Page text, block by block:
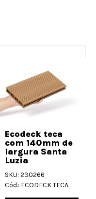
Ecodeck teca
com 140mm de
largura Santa
Luzia
SKU: 230266
Cód.: ECODECK TECA